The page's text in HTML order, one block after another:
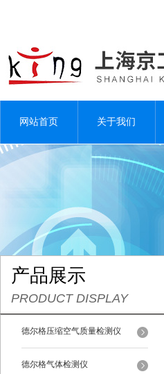
网站首页 关于我们
产品展示
PRODUCT DISPLAY
德尔格压缩空气质量检测仪
德尔格气体检测仪